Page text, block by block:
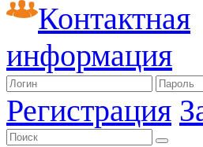
Контактная
информация
Регистрация